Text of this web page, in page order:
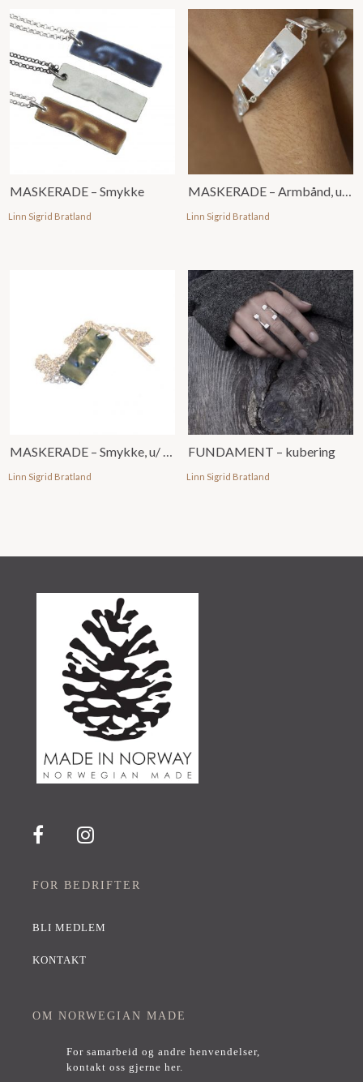
MASKERADE – Smykke
Linn Sigrid Bratland Linn Sigrid Bratland
MASKERADE – Smykke, u/ emalje
Linn Sigrid Bratland
FUNDAMENT – kubering
Linn Sigrid Bratland
FOR BEDRIFTER
BLI MEDLEM
KONTAKT
OM NORWEGIAN MADE
For samarbeid og andre henvendelser,
kontakt oss gjerne her.